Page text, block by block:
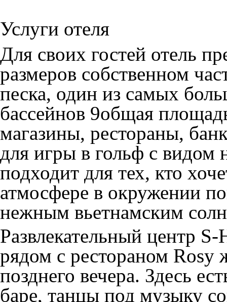
Услуги отеля
Для своих гостей отель
размеров собственном
песка, один из самых
бассейнов 9общая
магазины, рестораны,
для игры в гольф с видом
подходит для тех, кто
атмосфере в окружении
нежным вьетнамским
Развлекательный центр S-
рядом с рестораном Rosy
позднего вечера. Здесь
баре, танцы под музыку